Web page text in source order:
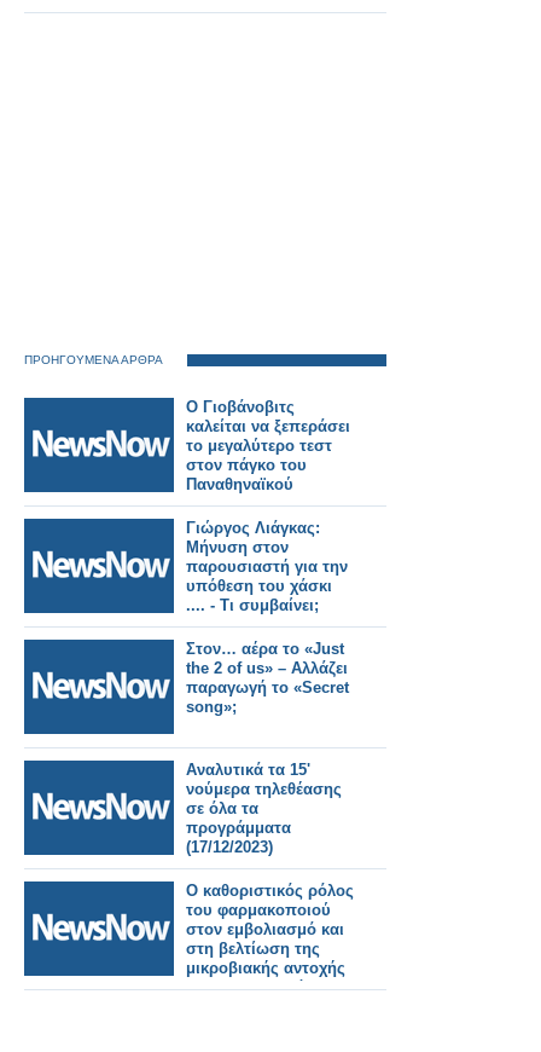
ΠΡΟΗΓΟΥΜΕΝΑ ΑΡΘΡΑ
Ο Γιοβάνοβιτς
καλείται να ξεπεράσει
το μεγαλύτερο τεστ
στον πάγκο του
Παναθηναϊκού
Γιώργος Λιάγκας:
Μήνυση στον
παρουσιαστή για την
υπόθεση του χάσκι
.... - Τι συμβαίνει;
Στον… αέρα το «Just
the 2 of us» – Αλλάζει
παραγωγή το «Secret
song»;
Αναλυτικά τα 15'
νούμερα τηλεθέασης
σε όλα τα
προγράμματα
(17/12/2023)
Ο καθοριστικός ρόλος
του φαρμακοποιού
στον εμβολιασμό και
στη βελτίωση της
μικροβιακής αντοχής
στον πληθυσμό της